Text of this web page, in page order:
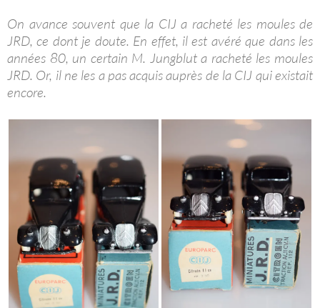
On avance souvent que la CIJ a racheté les moules de
JRD, ce dont je doute. En effet, il est avéré que dans les
années 80, un certain M. Jungblut a racheté les moules
JRD. Or, il ne les a pas acquis auprès de la CIJ qui existait
encore.